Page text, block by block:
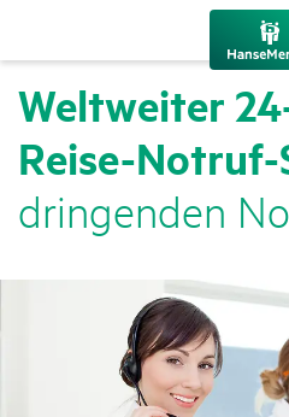
Welt­weiter
Reise-Notruf-
drin­genden